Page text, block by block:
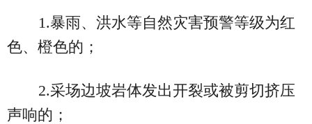
1.暴雨、洪水等自然灾害预警等级为红
色、橙色的；
2.采场边坡岩体发出开裂或被剪切挤压
声响的；